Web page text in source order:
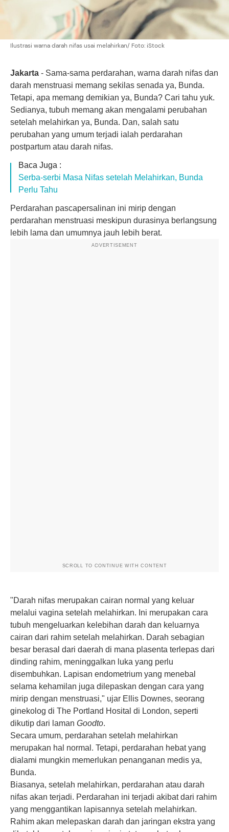
Ilustrasi warna darah nifas usai melahirkan/ Foto: iStock
Jakarta - Sama-sama perdarahan, warna darah nifas dan
darah menstruasi memang sekilas senada ya, Bunda.
Tetapi, apa memang demikian ya, Bunda? Cari tahu yuk.
Sedianya, tubuh memang akan mengalami perubahan
setelah melahirkan ya, Bunda. Dan, salah satu
perubahan yang umum terjadi ialah perdarahan
postpartum atau darah nifas.
Baca Juga :
Serba-serbi Masa Nifas setelah Melahirkan, Bunda
Perlu Tahu
Perdarahan pascapersalinan ini mirip dengan
perdarahan menstruasi meskipun durasinya berlangsung
lebih lama dan umumnya jauh lebih berat.
ADVERTISEMENT
SCROLL TO CONTINUE WITH CONTENT
"Darah nifas merupakan cairan normal yang keluar
melalui vagina setelah melahirkan. Ini merupakan cara
tubuh mengeluarkan kelebihan darah dan keluarnya
cairan dari rahim setelah melahirkan. Darah sebagian
besar berasal dari daerah di mana plasenta terlepas dari
dinding rahim, meninggalkan luka yang perlu
disembuhkan. Lapisan endometrium yang menebal
selama kehamilan juga dilepaskan dengan cara yang
mirip dengan menstruasi," ujar Ellis Downes, seorang
ginekolog di The Portland Hosital di London, seperti
dikutip dari laman Goodto.
Secara umum, perdarahan setelah melahirkan
merupakan hal normal. Tetapi, perdarahan hebat yang
dialami mungkin memerlukan penanganan medis ya,
Bunda.
Biasanya, setelah melahirkan, perdarahan atau darah
nifas akan terjadi. Perdarahan ini terjadi akibat dari rahim
yang menggantikan lapisannya setelah melahirkan.
Rahim akan melepaskan darah dan jaringan ekstra yang